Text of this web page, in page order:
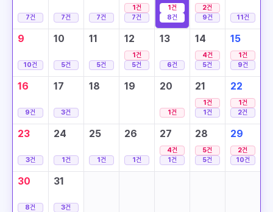
7건 7건 7건
1건
7건
1건
8건
2건
9건 11건
9
10건
10
5건
11
5건
12
1건
5건
13
6건
14
4건
5건
15
1건
9건
16
9건
17
3건
18 19 20
1건
21
1건
1건
22
1건
2건
23
3건
24
1건
25
1건
26
1건
27
4건
1건
28
5건
5건
29
2건
10건
30
8건
31
3건